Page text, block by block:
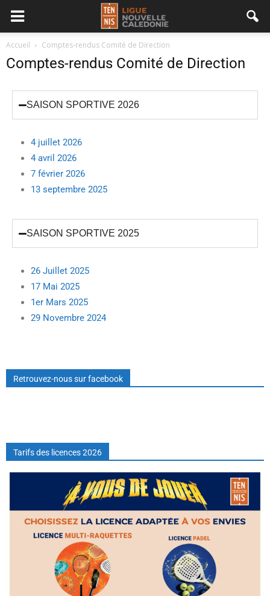
Accueil Comptes-rendus Comité de Direction
Comptes-rendus Comité de Direction
SAISON SPORTIVE 2026
4 juillet 2026
4 avril 2026
7 février 2026
13 septembre 2025
SAISON SPORTIVE 2025
26 Juillet 2025
17 Mai 2025
1er Mars 2025
29 Novembre 2024
Retrouvez-nous sur facebook
Tarifs des licences 2026